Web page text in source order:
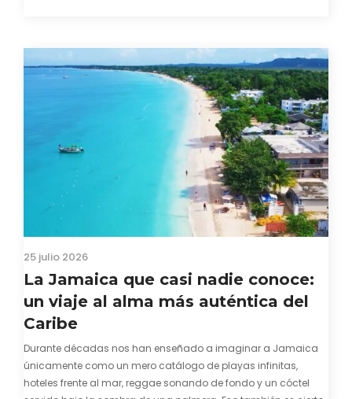
25 julio 2026
La Jamaica que casi nadie conoce:
un viaje al alma más auténtica del
Caribe
Durante décadas nos han enseñado a imaginar a Jamaica
únicamente como un mero catálogo de playas infinitas,
hoteles frente al mar, reggae sonando de fondo y un cóctel